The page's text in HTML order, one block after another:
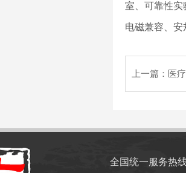
室、可靠性实
电磁兼容、
上一篇： 医
全国统一服务热线